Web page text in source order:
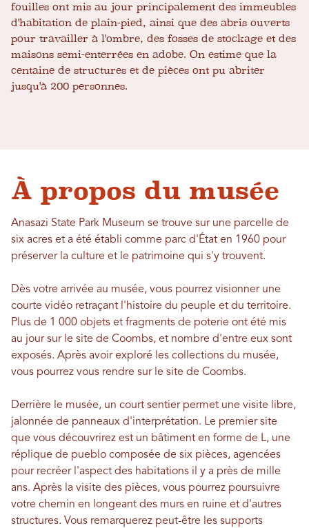
fouilles ont mis au jour principalement des immeubles
d'habitation de plain-pied, ainsi que des abris ouverts
pour travailler à l'ombre, des fosses de stockage et des
maisons semi-enterrées en adobe. On estime que la
centaine de structures et de pièces ont pu abriter
jusqu'à 200 personnes.
À propos du musée
Anasazi State Park Museum se trouve sur une parcelle de
six acres et a été établi comme parc d'État en 1960 pour
préserver la culture et le patrimoine qui s'y trouvent.
Dès votre arrivée au musée, vous pourrez visionner une
courte vidéo retraçant l'histoire du peuple et du territoire.
Plus de 1 000 objets et fragments de poterie ont été mis
au jour sur le site de Coombs, et nombre d'entre eux sont
exposés. Après avoir exploré les collections du musée,
vous pourrez vous rendre sur le site de Coombs.
Derrière le musée, un court sentier permet une visite libre,
jalonnée de panneaux d'interprétation. Le premier site
que vous découvrirez est un bâtiment en forme de L, une
réplique de pueblo composée de six pièces, agencées
pour recréer l'aspect des habitations il y a près de mille
ans. Après la visite des pièces, vous pourrez poursuivre
votre chemin en longeant des murs en ruine et d'autres
structures. Vous remarquerez peut-être les supports